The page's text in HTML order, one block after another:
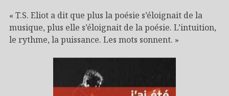
« T.S. Eliot a dit que plus la poésie s’éloignait de la
musique, plus elle s’éloignait de la poésie. L’intuition,
le rythme, la puissance. Les mots sonnent. »